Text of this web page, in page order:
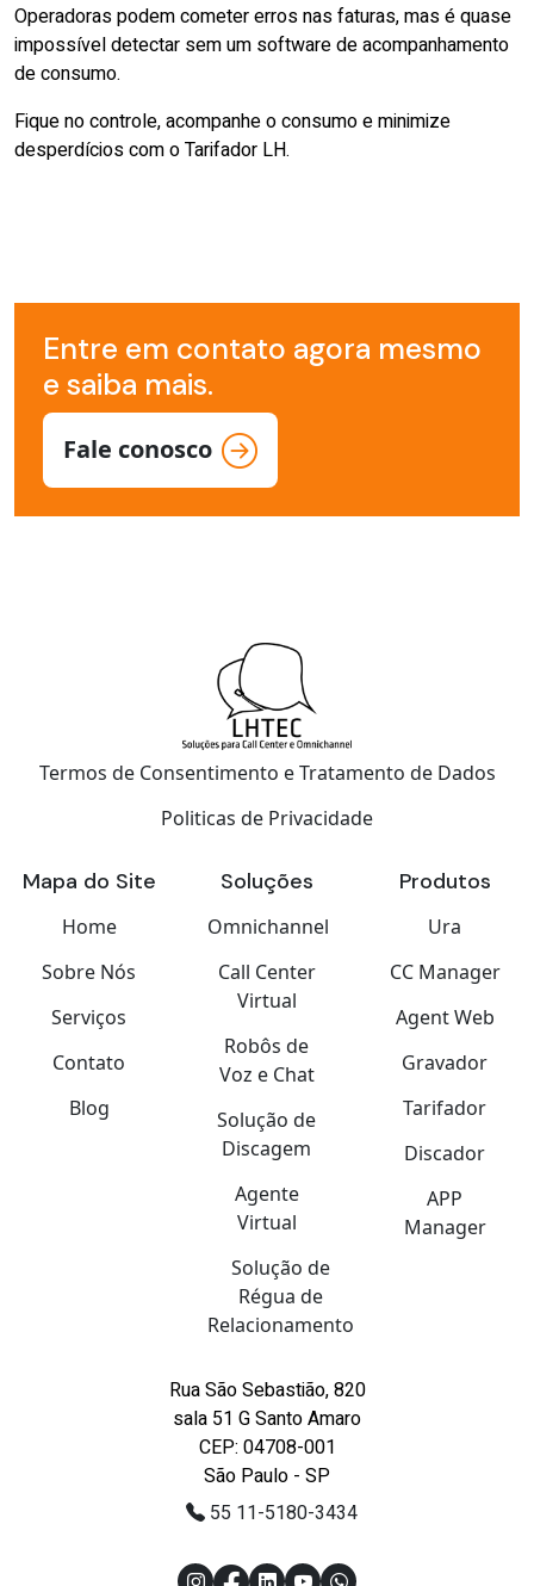
Operadoras podem cometer erros nas faturas, mas é quase
impossível detectar sem um software de acompanhamento
de consumo.
Fique no controle, acompanhe o consumo e minimize
desperdícios com o Tarifador LH.
Entre em contato agora mesmo
e saiba mais.
Fale conosco
Termos de Consentimento e Tratamento de Dados
Politicas de Privacidade
Mapa do Site
Home
Sobre Nós
Serviços
Contato
Blog
Soluções
Omnichannel
Call Center
Virtual
Robôs de
Voz e Chat
Solução de
Discagem
Agente
Virtual
Solução de
Régua de
Relacionamento
Produtos
Ura
CC Manager
Agent Web
Gravador
Tarifador
Discador
APP
Manager
Rua São Sebastião, 820
sala 51 G Santo Amaro
CEP: 04708-001
São Paulo - SP
55 11-5180-3434